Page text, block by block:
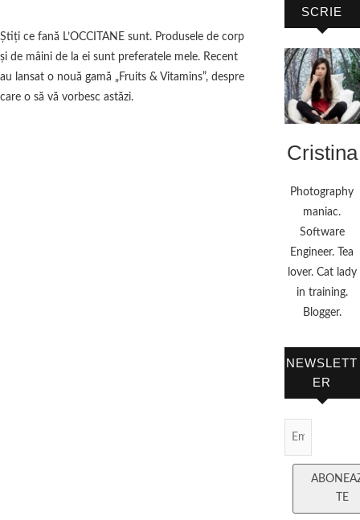
Știți ce fană L’OCCITANE sunt. Produsele de corp
și de mâini de la ei sunt preferatele mele. Recent
au lansat o nouă gamă „Fruits & Vitamins”, despre
care o să vă vorbesc astăzi.
SCRIE
Cristina
Photography
maniac.
Software
Engineer. Tea
lover. Cat lady
in training.
Blogger.
NEWSLETT
ER
TE